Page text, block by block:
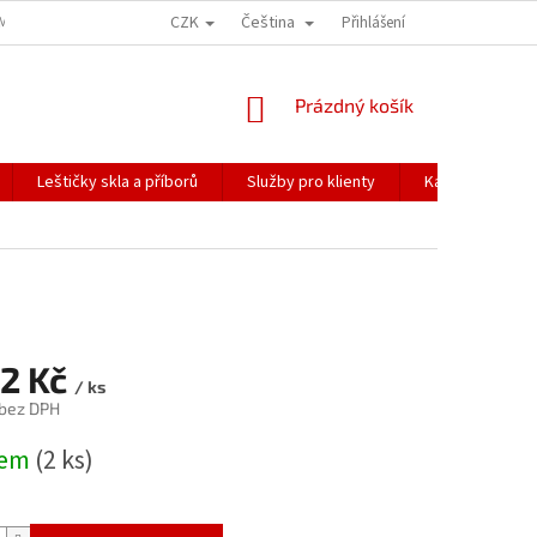
NAŠE ZÁSILKY PŘEPRAVA KŘEHKÉHO ZBOŽÍ KORESPONDENČNÍ
CZK Čeština Přihlášení
NÁKUPNÍ
Prázdný košík
Leštičky skla a příborů Služby pro klienty
Katalogy
Kč / ks
DPH
(2 ks)